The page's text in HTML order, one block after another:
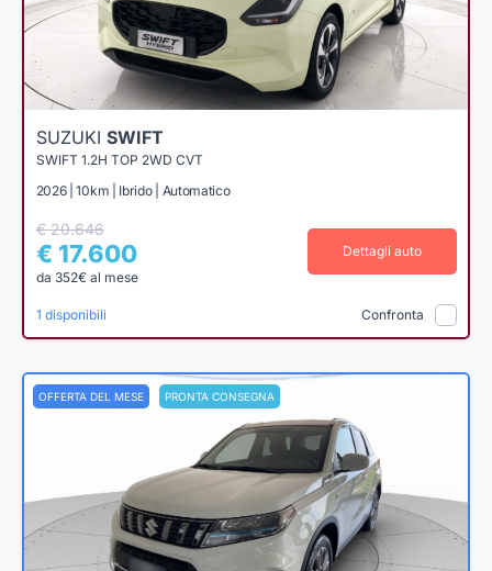
SUZUKI SWIFT
SWIFT 1.2H TOP 2WD CVT
2026 | 10km | Ibrido | Automatico
€ 20.646
€ 17.600
da 352€ al mese
Dettagli auto
1 disponibili Confronta
OFFERTA DEL MESE PRONTA CONSEGNA